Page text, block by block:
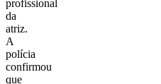
profissional
da
atriz.
A
polícia
confirmou
que